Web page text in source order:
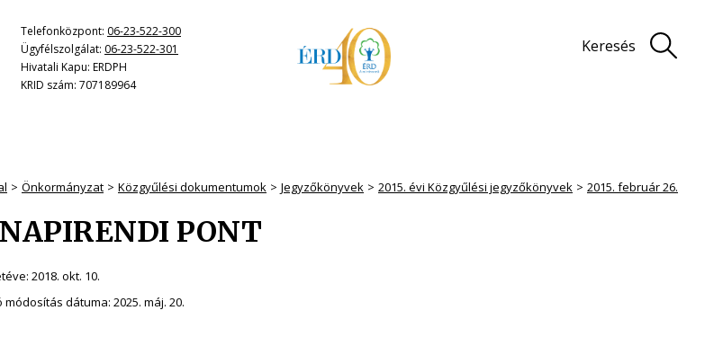
Telefonközpont: 06-23-522-300
Ügyfélszolgálat: 06-23-522-301
Hivatali Kapu: ERDPH
KRID szám: 707189964
Keresés
Önkormányzat Közgyűlési dokumentumok Jegyzőkönyvek 2015. évi Közgyűlési jegyzőkönyvek 2015. február 26.
PONT
2018. okt. 10.
módosítás dátuma: 2025. máj. 20.